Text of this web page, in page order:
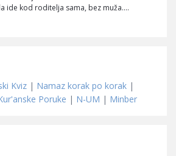
ide kod roditelja sama, bez muža.…
Kviz | Namaz korak po korak |
Poruke | N-UM | Minber